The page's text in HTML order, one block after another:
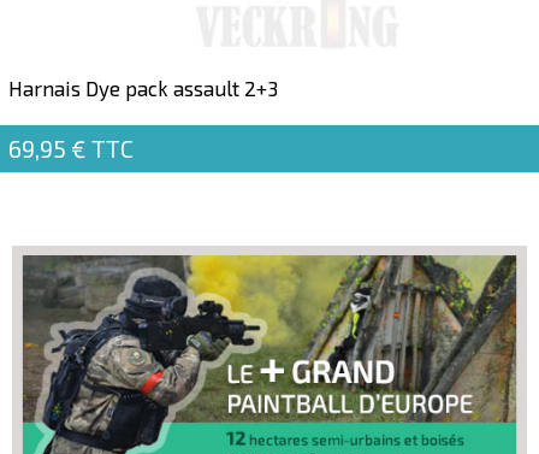
Harnais Dye pack assault 2+3
69,95 € TTC